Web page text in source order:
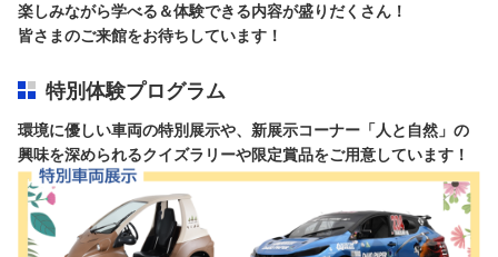
楽しみながら学べる＆体験できる内容が盛りだくさん！
皆さまのご来館をお待ちしています！
特別体験プログラム
環境に優しい車両の特別展示や、新展示コーナー「人と自然」の
興味を深められるクイズラリーや限定賞品をご用意しています！